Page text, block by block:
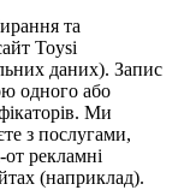
та
Toysi
даних). Запис
одного або
Ми
з послугами,
рекламні
(наприклад).